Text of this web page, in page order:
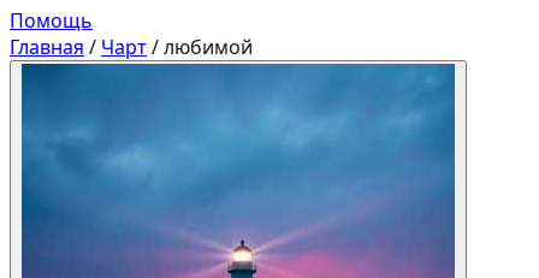
Помощь
Главная / Чарт/любимой